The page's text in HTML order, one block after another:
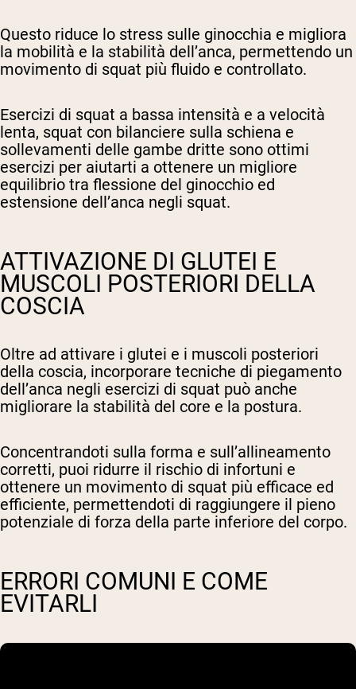
Questo riduce lo stress sulle ginocchia e migliora
la mobilità e la stabilità dell’anca, permettendo un
movimento di squat più fluido e controllato.
Esercizi di squat a bassa intensità e a velocità
lenta, squat con bilanciere sulla schiena e
sollevamenti delle gambe dritte sono ottimi
esercizi per aiutarti a ottenere un migliore
equilibrio tra flessione del ginocchio ed
estensione dell’anca negli squat.
ATTIVAZIONE DI GLUTEI E
MUSCOLI POSTERIORI DELLA
COSCIA
Oltre ad attivare i glutei e i muscoli posteriori
della coscia, incorporare tecniche di piegamento
dell’anca negli esercizi di squat può anche
migliorare la stabilità del core e la postura.
Concentrandoti sulla forma e sull’allineamento
corretti, puoi ridurre il rischio di infortuni e
ottenere un movimento di squat più efficace ed
efficiente, permettendoti di raggiungere il pieno
potenziale di forza della parte inferiore del corpo.
ERRORI COMUNI E COME
EVITARLI